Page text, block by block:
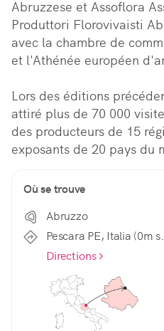
Abruzzese et Assoflora
Produttori Florovivaisti
avec la chambre de
et l'Athénée européen
Lors des éditions
attiré plus de 70 000
des producteurs de 15
exposants de 20 pays du
Où se trouve
Abruzzo
Pescara PE, Italia (0m
Directions